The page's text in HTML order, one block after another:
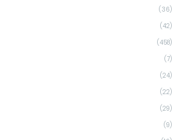
(36)
(42)
(458)
(7)
(24)
(22)
(29)
(9)